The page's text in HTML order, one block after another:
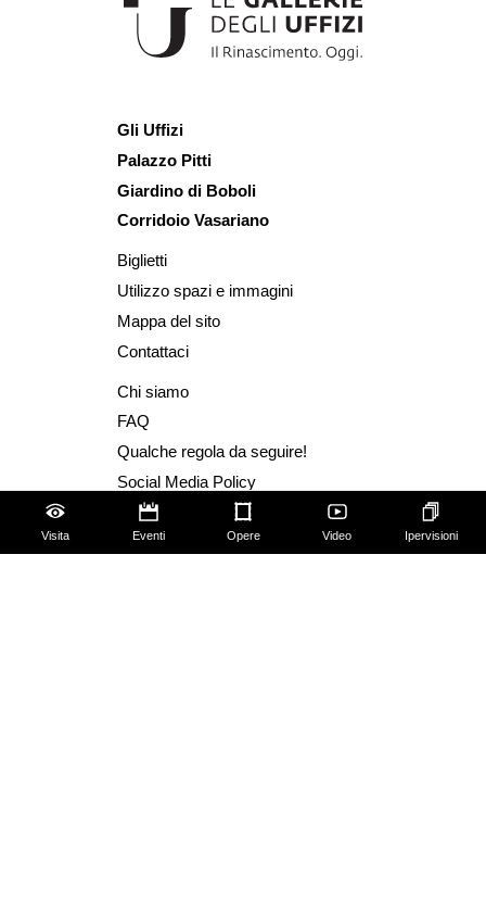
Visita Eventi Opere Video Ipervisioni
Gli Uffizi
Palazzo Pitti
Giardino di Boboli
Corridoio Vasariano
Biglietti
Utilizzo spazi e immagini
Mappa del sito
Contattaci
Chi siamo
FAQ
Qualche regola da seguire!
Social Media Policy